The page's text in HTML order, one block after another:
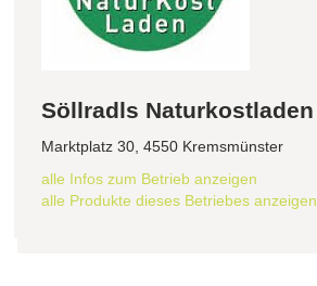
Söllradls Naturkostladen
Marktplatz 30, 4550 Kremsmünster
alle Infos zum Betrieb anzeigen
alle Produkte dieses Betriebes anzeigen